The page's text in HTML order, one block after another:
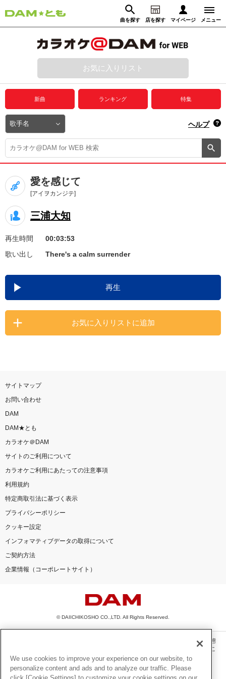
曲を探す 店を探す マイページ メニュー
動画からさがす 録音からさがす
ログイン
プレミアムサービス
DAM★とも動画
DAM★とも録音
カラオケ＠DAM
ユーザー検索
キャンペーン
お知らせ よくあるご質問
DAMの新曲・ランキングなど
カラオケ最新情報をチェック！
お気に入りリスト
新曲 ランキング 特集
ヘルプ
愛を感じて
[アイヲカンジテ]
三浦大知
再生時間
00:03:53
歌い出し
There's a calm surrender
再生
お気に入りリストに追加
サイトマップ
お問い合わせ
DAM
DAM★とも
カラオケ＠DAM
サイトのご利用について
カラオケご利用にあたっての注意事項
利用規約
特定商取引法に基づく表示
プライバシーポリシー
クッキー設定
インフォマティブデータの取得について
ご契約方法
企業情報（コーポレートサイト）
© DAIICHIKOSHO CO.,LTD. All Rights Reserved.
このサイトに掲載されている一切の文章・画像・写真・動画・音声等を、手段や形態
を問わず、著作権法の定める範囲を超えて無断で複製、転載、ファイル化などするこ
とを禁じます。
楽曲及びコンテンツは、機種によりご利用いただけない場合があります。
We use cookies to improve your experience on our website, to
personalize content and ads and to analyze our traffic. Please